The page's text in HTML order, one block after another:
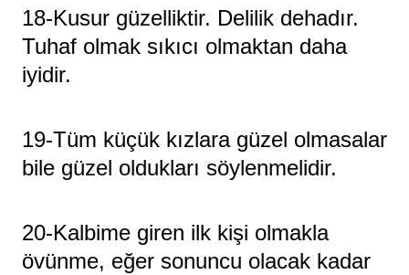
18-Kusur güzelliktir. Delilik dehadır.
Tuhaf olmak sıkıcı olmaktan daha
iyidir.
19-Tüm küçük kızlara güzel olmasalar
bile güzel oldukları söylenmelidir.
20-Kalbime giren ilk kişi olmakla
övünme, eğer sonuncu olacak kadar